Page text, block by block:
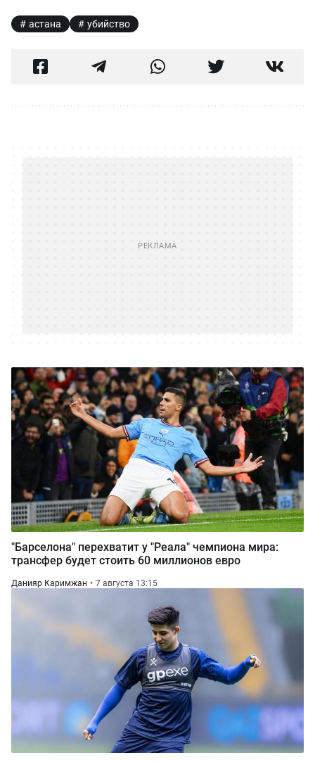
астана убийство
"Барселона" перехватит у "Реала" чемпиона мира:
трансфер будет стоить 60 миллионов евро
Данияр Каримжан 7 августа 13:15